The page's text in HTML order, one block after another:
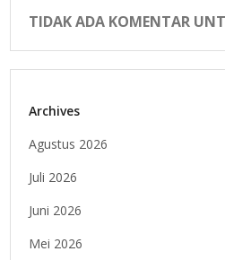
TIDAK ADA KOMENTAR
Archives
Agustus 2026
Juli 2026
Juni 2026
Mei 2026